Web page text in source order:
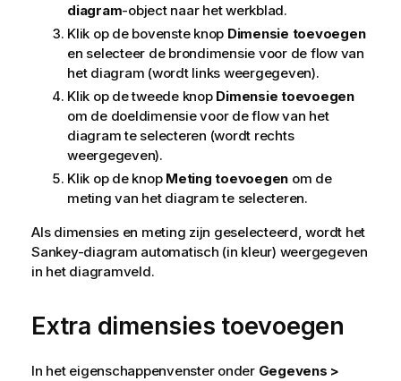
diagram-object naar het werkblad.
Klik op de bovenste knop Dimensie toevoegen
en selecteer de brondimensie voor de flow van
het diagram (wordt links weergegeven).
Klik op de tweede knop Dimensie toevoegen
om de doeldimensie voor de flow van het
diagram te selecteren (wordt rechts
weergegeven).
Klik op de knop Meting toevoegen om de
meting van het diagram te selecteren.
Als dimensies en meting zijn geselecteerd, wordt het
Sankey-diagram automatisch (in kleur) weergegeven
in het diagramveld.
Extra dimensies toevoegen
In het eigenschappenvenster onder Gegevens >